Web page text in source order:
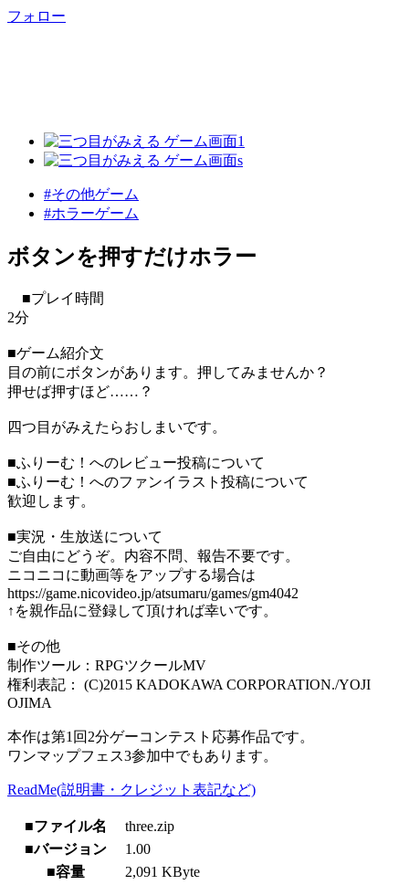
フォロー
#その他ゲーム
#ホラーゲーム
ボタンを押すだけホラー
■プレイ時間
2分
■ゲーム紹介文
目の前にボタンがあります。押してみませんか？
押せば押すほど……？
四つ目がみえたらおしまいです。
■ふりーむ！へのレビュー投稿について
■ふりーむ！へのファンイラスト投稿について
歓迎します。
■実況・生放送について
ご自由にどうぞ。内容不問、報告不要です。
ニコニコに動画等をアップする場合は
https://game.nicovideo.jp/atsumaru/games/gm4042
↑を親作品に登録して頂ければ幸いです。
■その他
制作ツール：RPGツクールMV
権利表記： (C)2015 KADOKAWA CORPORATION./YOJI
OJIMA
本作は第1回2分ゲーコンテスト応募作品です。
ワンマップフェス3参加中でもあります。
ReadMe(説明書・クレジット表記など)
■ファイル名
three.zip
■バージョン
1.00
■容量
2,091 KByte